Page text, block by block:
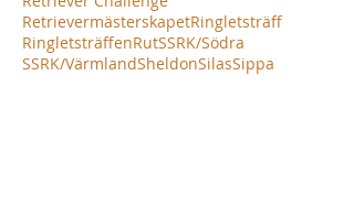
RetrievermästerskapetRingletsträff
RingletsträffenRutSSRK/Södra
SSRK/VärmlandSheldonSilasSippa